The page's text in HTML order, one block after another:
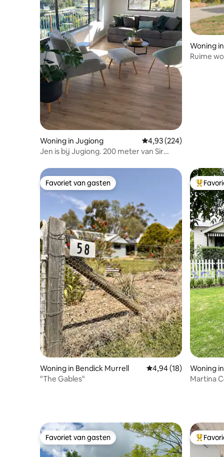
Woning in Jugiong Gemiddelde
4,93 (224)
Jen is bij Jugiong. 200 meter van Sir
Woning
Ruime
Favoriet van gasten
Favoriet van gasten
Woning in Bendick Murrell Gemiddelde
4,94 (18)
"The Gables"
Woning
Martina
Favoriet van gasten
Favoriet van gasten